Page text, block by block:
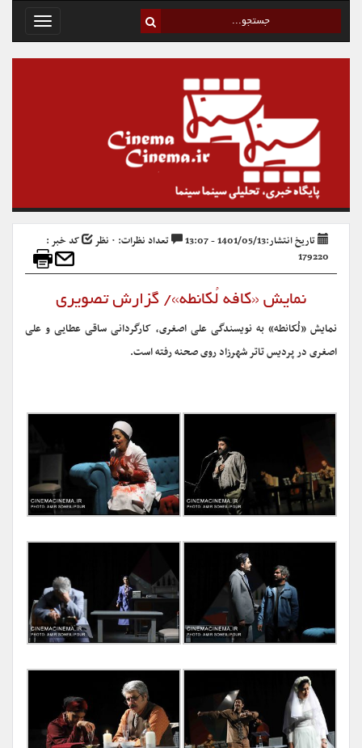
Toggle
تاریخ انتشار:1401/05/13 - 13:07 تعداد نظرات: ۰ نظر
کد خبر :
179220
نمایش «کافه لُکانطه»/ گزارش تصویری
نمایش «لُکانطه» به نویسندگی علی اصغری، کارگردانی ساقی عطایی و علی
اصغری در پردیس تاتر شهرزاد روی صحنه رفته است.